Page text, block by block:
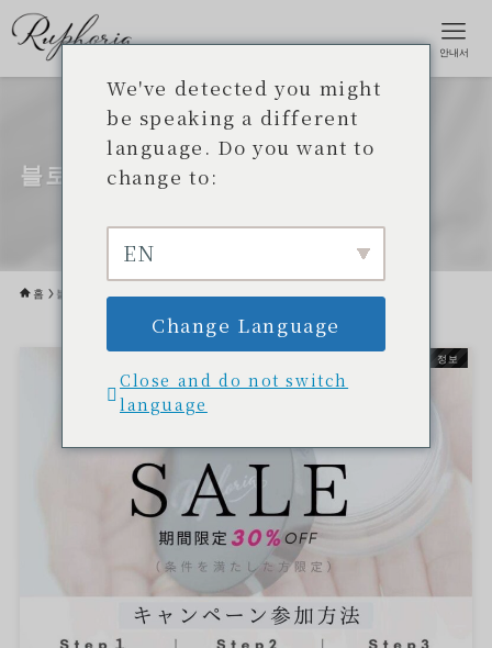
안내서
블로그
홈 블로그
최신 정보
We've detected you might
be speaking a different
language. Do you want to
change to:
EN
Change Language
Close and do not switch
language